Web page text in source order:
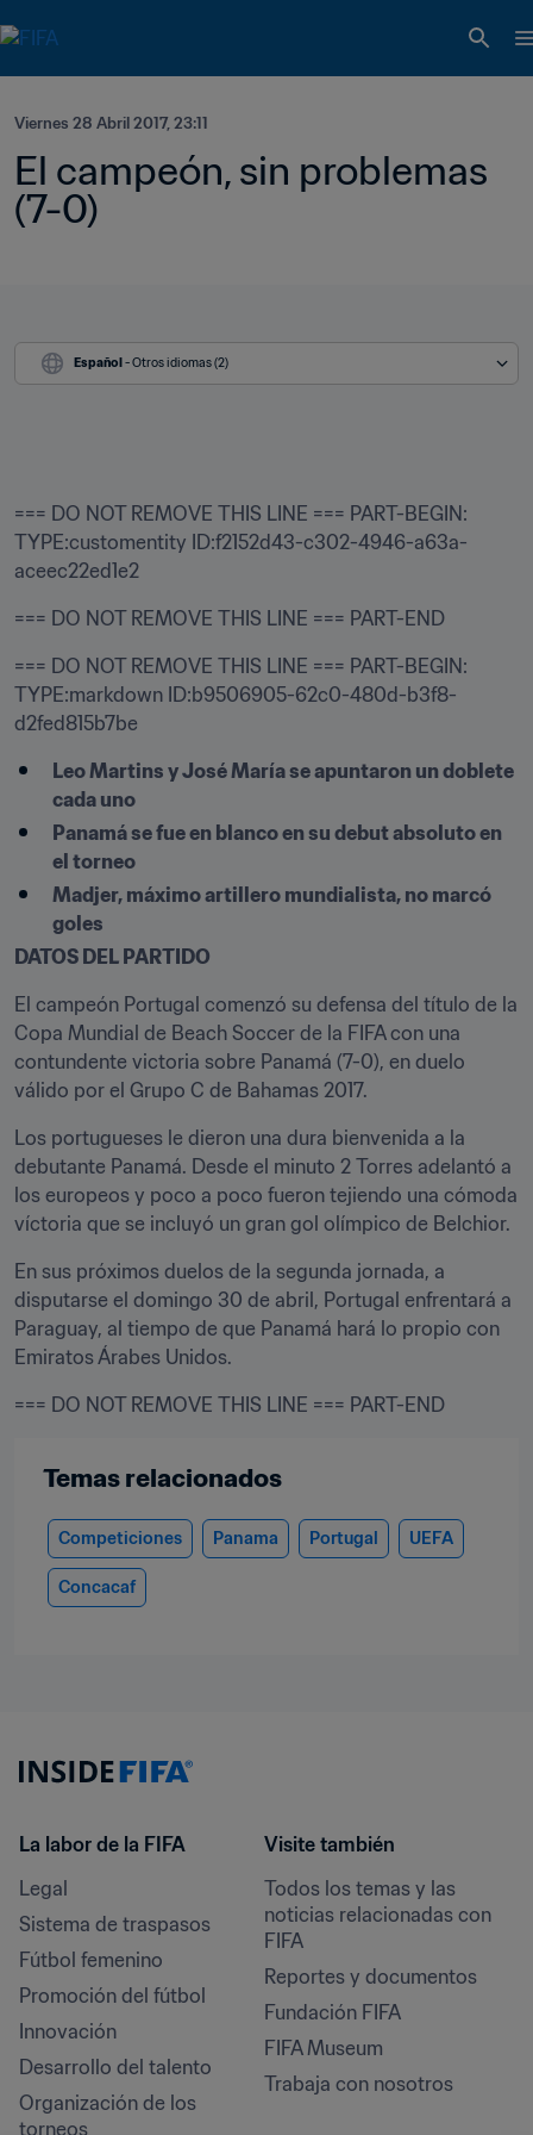
Viernes 28 Abril 2017, 23:11
El campeón, sin problemas
(7-0)
Español - Otros idiomas (2)
=== DO NOT REMOVE THIS LINE === PART-BEGIN:
TYPE:customentity ID:f2152d43-c302-4946-a63a-
aceec22ed1e2
=== DO NOT REMOVE THIS LINE === PART-END
=== DO NOT REMOVE THIS LINE === PART-BEGIN:
TYPE:markdown ID:b9506905-62c0-480d-b3f8-
d2fed815b7be
Leo Martins y José María se apuntaron un doblete
cada uno
Panamá se fue en blanco en su debut absoluto en
el torneo
Madjer, máximo artillero mundialista, no marcó
goles
DATOS DEL PARTIDO
El campeón Portugal comenzó su defensa del título de la
Copa Mundial de Beach Soccer de la FIFA con una
contundente victoria sobre Panamá (7-0), en duelo
válido por el Grupo C de Bahamas 2017.
Los portugueses le dieron una dura bienvenida a la
debutante Panamá. Desde el minuto 2 Torres adelantó a
los europeos y poco a poco fueron tejiendo una cómoda
víctoria que se incluyó un gran gol olímpico de Belchior.
En sus próximos duelos de la segunda jornada, a
disputarse el domingo 30 de abril, Portugal enfrentará a
Paraguay, al tiempo de que Panamá hará lo propio con
Emiratos Árabes Unidos.
=== DO NOT REMOVE THIS LINE === PART-END
Temas relacionados
Competiciones Panama Portugal UEFA
Concacaf
La labor de la FIFA
Legal
Sistema de traspasos
Fútbol femenino
Promoción del fútbol
Innovación
Desarrollo del talento
Organización de los
torneos
Visite también
Todos los temas y las
noticias relacionadas con
FIFA
Reportes y documentos
Fundación FIFA
FIFA Museum
Trabaja con nosotros